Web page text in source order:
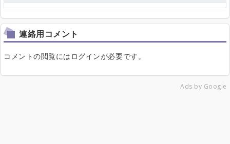
連絡用コメント
コメントの閲覧にはログインが必要です。
Ads by Google